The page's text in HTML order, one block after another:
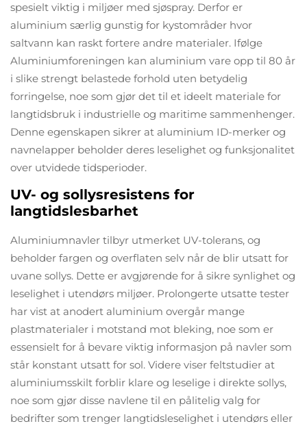
spesielt viktig i miljøer med sjøspray. Derfor er
aluminium særlig gunstig for kystområder hvor
saltvann kan raskt fortere andre materialer. Ifølge
Aluminiumforeningen kan aluminium vare opp til 80 år
i slike strengt belastede forhold uten betydelig
forringelse, noe som gjør det til et ideelt materiale for
langtidsbruk i industrielle og maritime sammenhenger.
Denne egenskapen sikrer at aluminium ID-merker og
navnelapper beholder deres leselighet og funksjonalitet
over utvidede tidsperioder.
UV- og sollysresistens for
langtidslesbarhet
Aluminiumnavler tilbyr utmerket UV-tolerans, og
beholder fargen og overflaten selv når de blir utsatt for
uvane sollys. Dette er avgjørende for å sikre synlighet og
leselighet i utendørs miljøer. Prolongerte utsatte tester
har vist at anodert aluminium overgår mange
plastmaterialer i motstand mot bleking, noe som er
essensielt for å bevare viktig informasjon på navler som
står konstant utsatt for sol. Videre viser feltstudier at
aluminiumsskilt forblir klare og leselige i direkte sollys,
noe som gjør disse navlene til en pålitelig valg for
bedrifter som trenger langtidsleselighet i utendørs eller